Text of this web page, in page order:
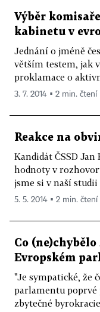
Výběr
kabinetu v
Jednání o jméně
větším testem, jak
proklamace o
3. 7. 2014 ▪ 2 min. čtení
Reakce na
Kandidát ČSSD
hodnoty v
jsme si v naší studii
5. 5. 2014 ▪ 2 min. čtení
Co
Evropském
"Je sympatické, že
parlamentu
zbytečné